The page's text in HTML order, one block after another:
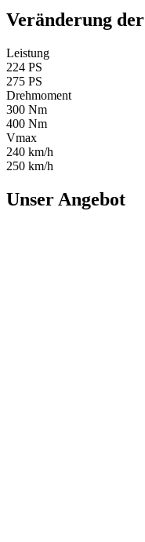
Veränderung
Leistung
224 PS
275 PS
Drehmoment
300 Nm
400 Nm
Vmax
240 km/h
250 km/h
Unser Angebot